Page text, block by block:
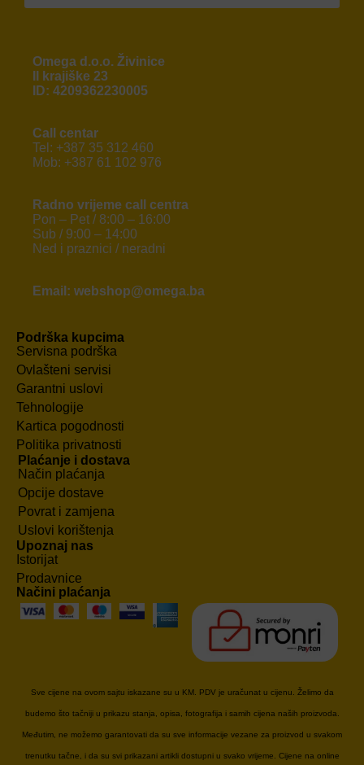
Omega d.o.o. Živinice
II krajiške 23
ID: 4209362230005
Call centar
Tel: +387 35 312 460
Mob: +387 61 102 976
Radno vrijeme call centra
Pon – Pet / 8:00 – 16:00
Sub / 9:00 – 14:00
Ned i praznici / neradni
Email: webshop@omega.ba
Podrška kupcima
Servisna podrška
Ovlašteni servisi
Garantni uslovi
Tehnologije
Kartica pogodnosti
Politika privatnosti
Plaćanje i dostava
Način plaćanja
Opcije dostave
Povrat i zamjena
Uslovi korištenja
Upoznaj nas
Istorijat
Prodavnice
Načini plaćanja
Sve cijene na ovom sajtu iskazane su u KM. PDV je uračunat u cijenu. Želimo da
budemo što tačniji u prikazu stanja, opisa, fotografija i samih cijena naših proizvoda.
Međutim, ne možemo garantovati da su sve informacije vezane za proizvod u svakom
trenutku tačne, i da su svi prikazani artikli dostupni u svako vrijeme. Cijene na online